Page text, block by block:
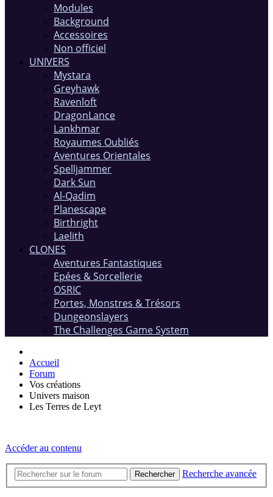
Modules
Background
Accessoires
Non officiel
UNIVERS
Mystara
Greyhawk
Ravenloft
DragonLance
Lankhmar
Royaumes Oubliés
Aventures Orientales
Spelljammer
Dark Sun
Al-Qadim
Planescape
Birthright
Laelith
CLONES
Aventures Fantastiques
Epées & Sorcellerie
OSRIC
Portes, Monstres & Trésors
Dungeonslayers
The Challenges Game System
Accueil
Forum
Vos créations
Univers maison
Les Terres de Leyt
Accéder au contenu
Rechercher Recherche avancée